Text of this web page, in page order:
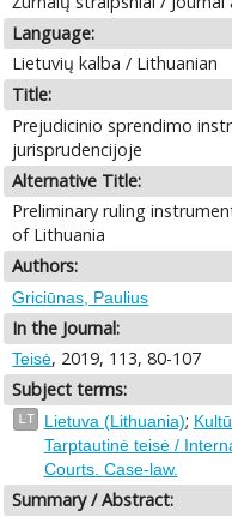
Language:
Lietuvių kalba / Lithuanian
Title:
Prejudicinio sprendimo
jurisprudencijoje
Alternative Title:
Preliminary ruling
of Lithuania
Authors:
Griciūnas, Paulius
In the Journal:
Teisė, 2019, 113, 80-107
Subject terms:
LT Lietuva (Lithuania);
Tarptautinė teisė /
Courts. Case-law.
Summary / Abstract: